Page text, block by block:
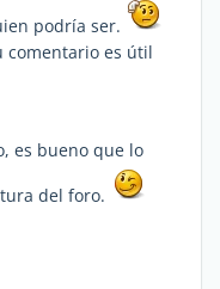
podría ser.
comentario es útil
es bueno que lo
del foro.